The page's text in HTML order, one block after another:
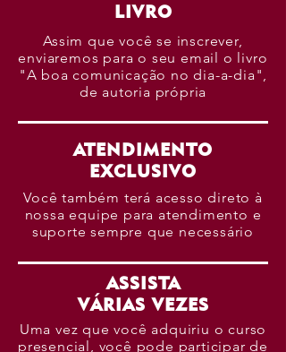
LIVRO
Assim que você se inscrever,
enviaremos para o seu email o livro
"A boa comunicação no dia-a-dia",
de autoria própria
ATENDIMENTO
EXCLUSIVO
Você também terá acesso direto à
nossa equipe para atendimento e
suporte sempre que necessário
ASSISTA
VÁRIAS VEZES
Uma vez que você adquiriu o curso
presencial, você pode participar de